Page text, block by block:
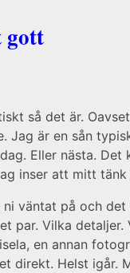
gott
så det är.
Jag är en sån
Eller nästa.
inser att mitt
väntat på och
par. Vilka
en annan
direkt. Helst igår.